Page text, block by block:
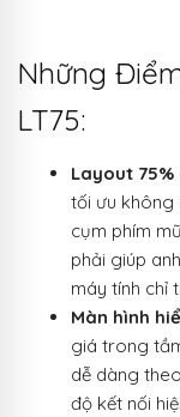
Những
LT75:
Layout
tối ưu không
cụm phím
phải giúp
máy tính chỉ
Màn hình
giá trong
dễ dàng
độ kết nối